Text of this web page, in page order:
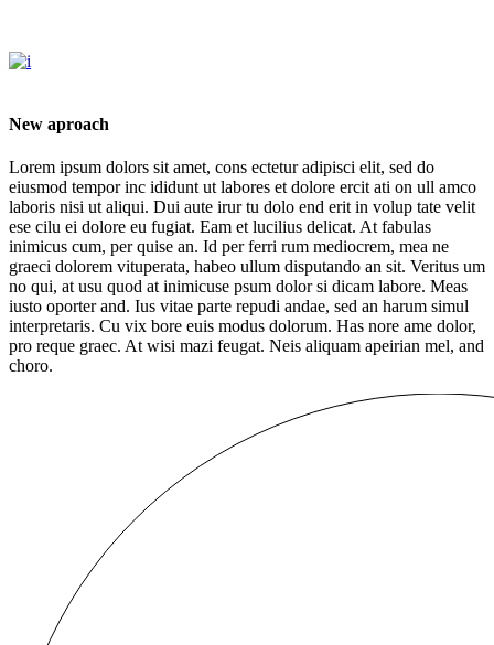
New aproach
Lorem ipsum dolors sit amet, cons ectetur adipisci elit, sed do
eiusmod tempor inc ididunt ut labores et dolore ercit ati on ull amco
laboris nisi ut aliqui. Dui aute irur tu dolo end erit in volup tate velit
ese cilu ei dolore eu fugiat. Eam et lucilius delicat. At fabulas
inimicus cum, per quise an. Id per ferri rum mediocrem, mea ne
graeci dolorem vituperata, habeo ullum disputando an sit. Veritus um
no qui, at usu quod at inimicuse psum dolor si dicam labore. Meas
iusto oporter and. Ius vitae parte repudi andae, sed an harum simul
interpretaris. Cu vix bore euis modus dolorum. Has nore ame dolor,
pro reque graec. At wisi mazi feugat. Neis aliquam apeirian mel, and
choro.